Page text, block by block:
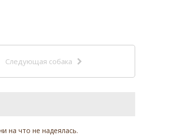
Следующая собака
на что не надеялась.